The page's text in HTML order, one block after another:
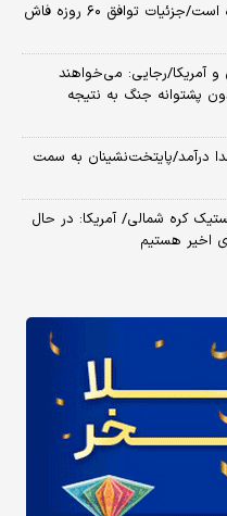
العربیه: توافق بازگشایی تنگه هرمز در راه است/جزئیات توافق ۶۰ روزه فاش
و آمریکا/رجایی: می‌خواهند
پشتوانه جنگ به نتیجه
درآمد/پایتخت‌نشینان به سمت
کره شمالی/ آمریکا: در حال
اخیر هستیم